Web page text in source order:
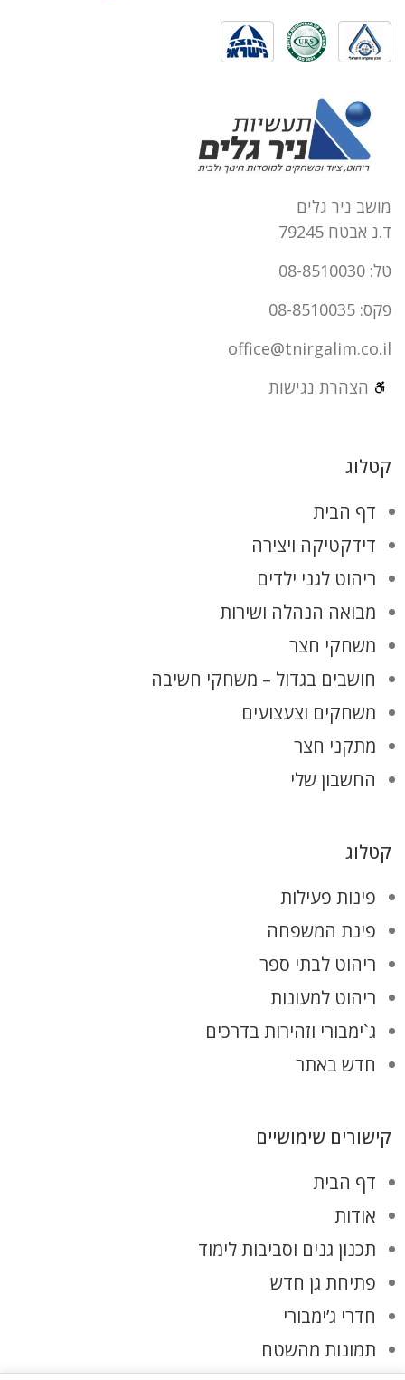
מושב ניר גלים
ד.נ אבטח 79245
טל: 08-8510030
פקס: 08-8510035
office@tnirgalim.co.il
הצהרת נגישות
קטלוג
דף הבית
דידקטיקה ויצירה
ריהוט לגני ילדים
מבואה הנהלה ושירות
משחקי חצר
חושבים בגדול – משחקי חשיבה
משחקים וצעצועים
מתקני חצר
החשבון שלי
קטלוג
פינות פעילות
פינת המשפחה
ריהוט לבתי ספר
ריהוט למעונות
ג`ימבורי וזהירות בדרכים
חדש באתר
קישורים שימושיים
דף הבית
אודות
תכנון גנים וסביבות לימוד
פתיחת גן חדש
חדרי ג’ימבורי
תמונות מהשטח